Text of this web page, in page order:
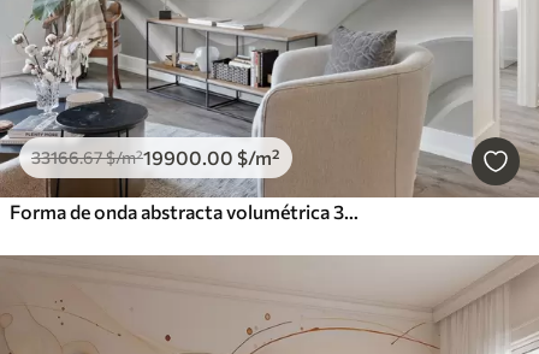
33166.67$/m²19900.00 $/m²
Forma de onda abstracta volumétrica 3D blanca